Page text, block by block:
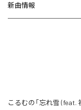
新曲情報
こるむの「忘れ雪